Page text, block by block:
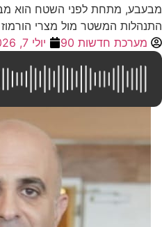
מבעבע, מתחת לפני השטח הוא
התנהלות המשטר מול מצרי הורמוז
מערכת חדשות 90
יולי 7, 2026